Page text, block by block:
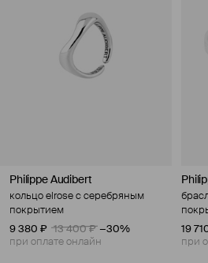
Philippe Audibert
кольцо elrose с серебряным
покрытием
9 380 ₽
13 400 ₽ −30%
при оплате онлайн
19
при